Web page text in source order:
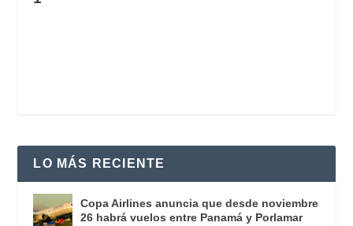
LO MÁS RECIENTE
Copa Airlines anuncia que desde noviembre
26 habrá vuelos entre Panamá y Porlamar